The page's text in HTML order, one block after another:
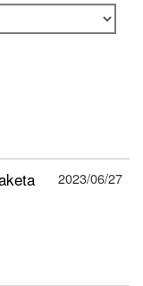
2023/06/27